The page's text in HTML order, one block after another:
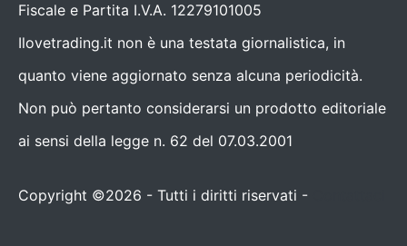
Fiscale e Partita I.V.A. 12279101005
Ilovetrading.it non è una testata giornalistica, in
quanto viene aggiornato senza alcuna periodicità.
Non può pertanto considerarsi un prodotto editoriale
ai sensi della legge n. 62 del 07.03.2001
Copyright ©2026 - Tutti i diritti riservati -